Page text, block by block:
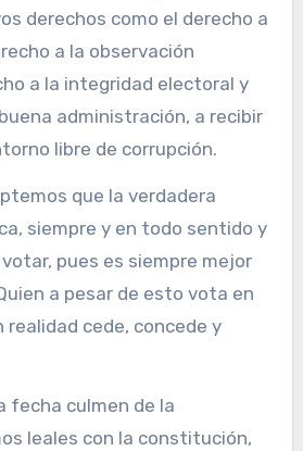
derechos como el derecho a
a la observación
a la integridad electoral y
administración, a recibir
libre de corrupción.
que la verdadera
siempre y en todo sentido y
pues es siempre mejor
a pesar de esto vota en
realidad cede, concede y
fecha culmen de la
leales con la constitución,